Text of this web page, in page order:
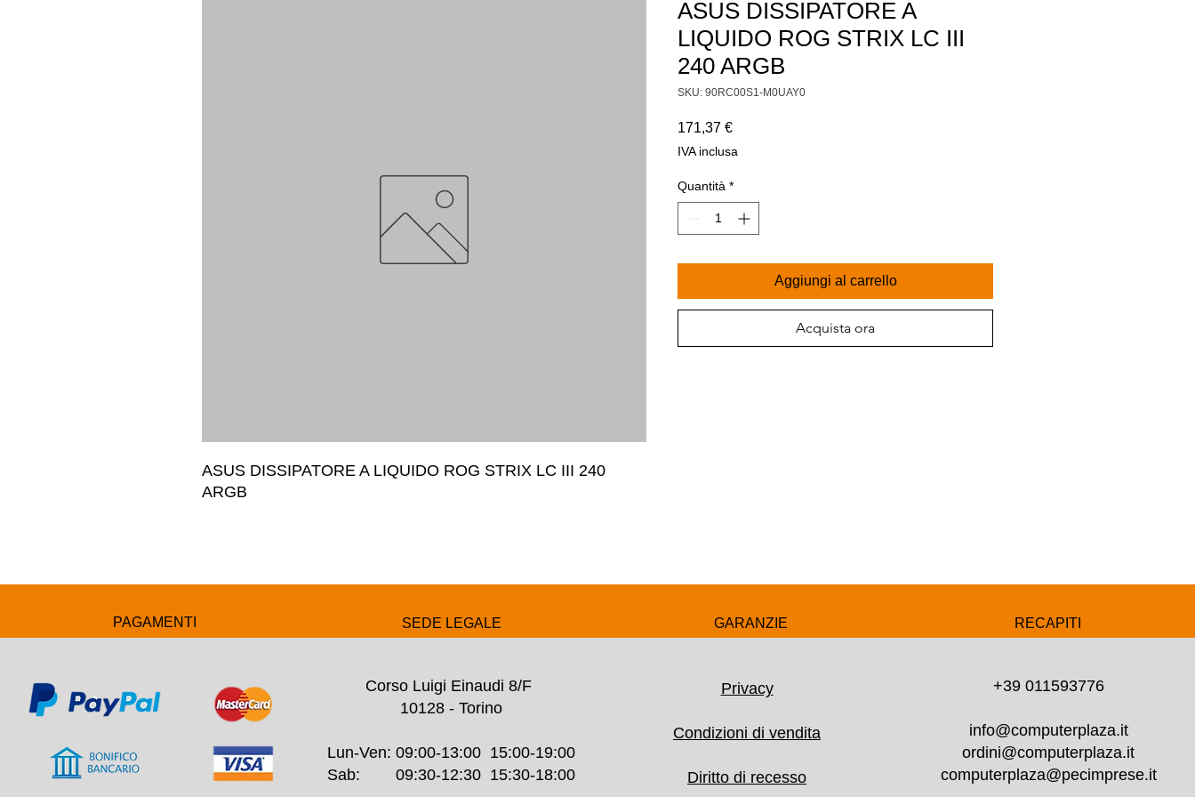
ASUS DISSIPATORE A LIQUIDO ROG STRIX LC III 240
ARGB
ASUS DISSIPATORE A
LIQUIDO ROG STRIX LC III
240 ARGB
SKU: 90RC00S1-M0UAY0
171,37 €Prezzo
IVA inclusa
Quantità *
Aggiungi al carrello
Acquista ora
PAGAMENTI SEDE LEGALE GARANZIE RECAPITI
Corso Luigi Einaudi 8/F
10128 - Torino
Lun-Ven: 09:00-13:00 15:00-19:00
Sab: 09:30-12:30 15:30-18:00
Privacy
Condizioni di vendita
Diritto di recesso
+39 011593776
info@computerplaza.it
ordini@computerplaza.it
computerplaza@pecimprese.it